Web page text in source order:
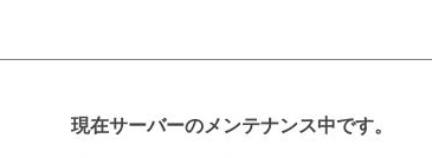
現在サーバーのメンテナンス中です。